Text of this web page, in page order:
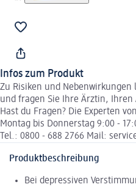
Infos zum Produkt
Zu Risiken und Nebenwirkungen
und fragen Sie Ihre Ärztin,
Hast du Fragen? Die Experten
Montag bis Donnerstag 9:00 -
Tel.: 0800 - 688 2766 Mail:
Produktbeschreibung
Bei depressiven